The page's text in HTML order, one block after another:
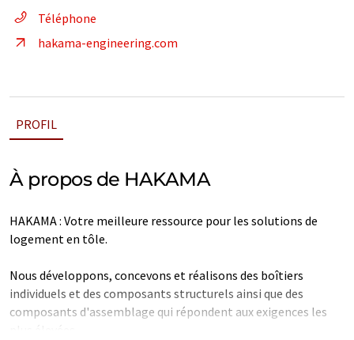
Téléphone
hakama-engineering.com
PROFIL
À propos de HAKAMA
HAKAMA : Votre meilleure ressource pour les solutions de
logement en tôle.
Nous développons, concevons et réalisons des boîtiers
individuels et des composants structurels ainsi que des
composants d'assemblage qui répondent aux exigences les